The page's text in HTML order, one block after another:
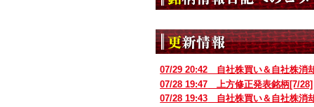
07/29 20:42 自社株買い＆自社株消
07/28 19:47 上方修正発表銘柄[7/28]
07/28 19:43 自社株買い＆自社株消